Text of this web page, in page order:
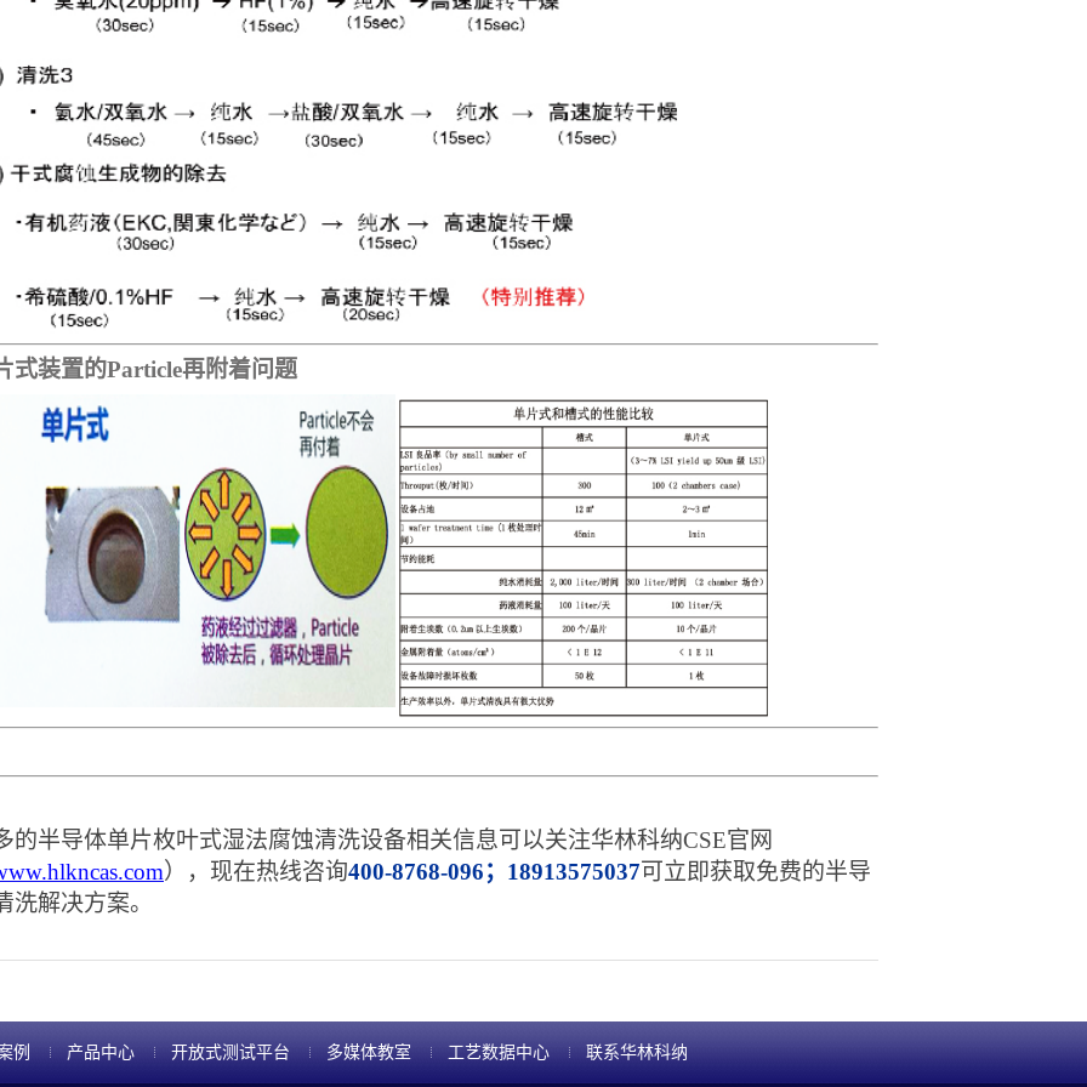
式装置的Particle再附着问题
的半导体单片枚叶式湿法腐蚀清洗设备相关信息可以关注华林科纳CSE官网
），现在热线咨询400-8768-096；18913575037可立即获取免费的半导
洗解决方案。
例 产品中心 开放式测试平台 多媒体教室 工艺数据中心 联系华林科纳